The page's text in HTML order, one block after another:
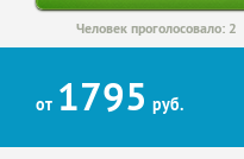
Человек проголосовало: 2
от 1795 руб.